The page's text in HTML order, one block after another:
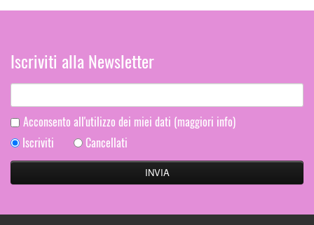
Iscriviti alla Newsletter
Acconsento all'utilizzo dei miei dati (maggiori info)
Iscriviti
Cancellati